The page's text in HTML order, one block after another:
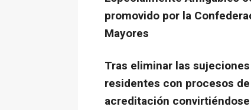
promovido por la
Mayores
Tras eliminar las
residentes con procesos
acreditación